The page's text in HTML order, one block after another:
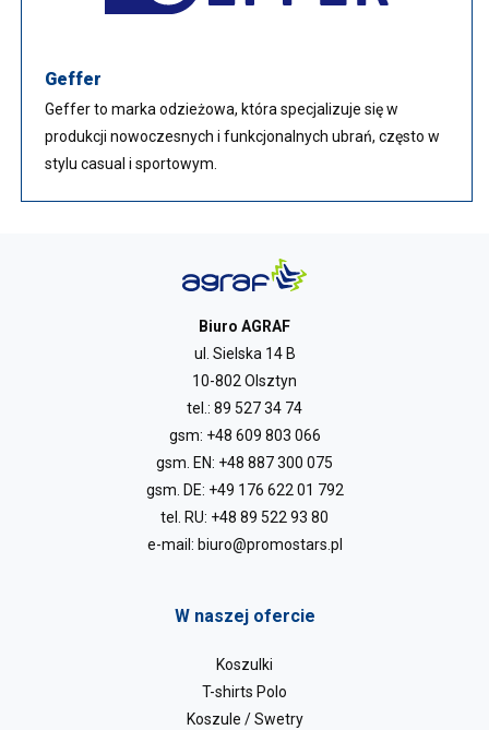
Geffer
Geffer to marka odzieżowa, która specjalizuje się w
produkcji nowoczesnych i funkcjonalnych ubrań, często w
stylu casual i sportowym.
Biuro AGRAF
ul. Sielska 14 B
10-802 Olsztyn
tel.: 89 527 34 74
gsm: +48 609 803 066
gsm. EN: +48 887 300 075
gsm. DE: +49 176 622 01 792
tel. RU: +48 89 522 93 80
e-mail: biuro@promostars.pl
W naszej ofercie
Koszulki
T-shirts Polo
Koszule / Swetry